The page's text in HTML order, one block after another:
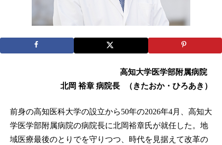
高知大学医学部附属病院
北岡 裕章 病院長 （きたおか・ひろあき）
前身の高知医科大学の設立から50年の2026年4月、高知大
学医学部附属病院の病院長に北岡裕章氏が就任した。地
域医療最後のとりでを守りつつ、時代を見据えて改革の